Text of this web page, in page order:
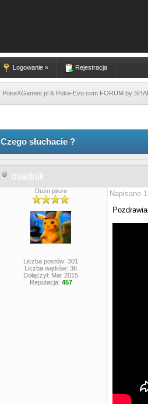
Logowanie » Rejestracja
PokeXGames.pl & Poke-Evo.com FORUM by
Czego słuchacie ?
osadnik
Dużo pisze
Liczba postów: 301
Liczba wątków: 36
Dołączył: Mar 2015
Reputacja: 457
Napisano